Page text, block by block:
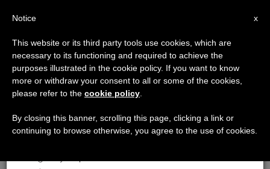
×
Aviso importante
Del 27 de julio al 7 de agosto haremos la pausa
anual, aprovechando que en el periodo de verano
se generan menos informaciones y también el
x
Notice
This website or its third party tools use cookies, which are
necessary to its functioning and required to achieve the
purposes illustrated in the cookie policy. If you want to know
more or withdraw your consent to all or some of the cookies,
please refer to the cookie policy
By closing this banner, scrolling this page, clicking a link or
continuing to browse otherwise, you agree to the use of cookies.